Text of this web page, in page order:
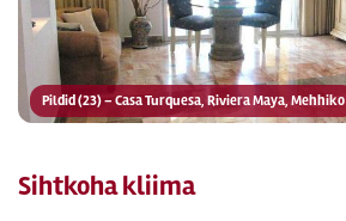
Pildid (23) – Casa Turquesa, Riviera Maya, Mehhiko
Sihtkoha kliima